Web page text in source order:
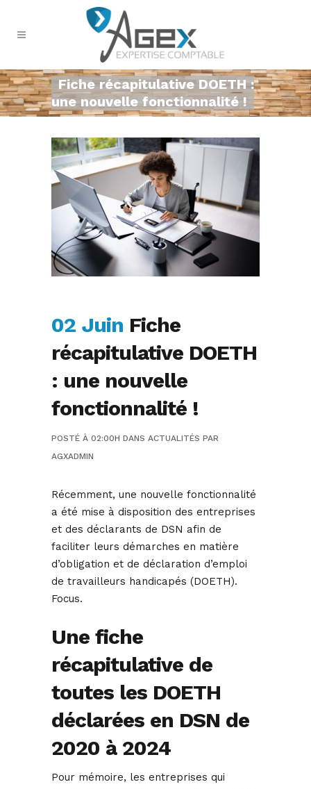
Fiche récapitulative DOETH :
une nouvelle fonctionnalité !
02 Juin Fiche
récapitulative DOETH
: une nouvelle
fonctionnalité !
POSTÉ À 02:00H DANS ACTUALITÉS PAR
AGXADMIN
Récemment, une nouvelle fonctionnalité
a été mise à disposition des entreprises
et des déclarants de DSN afin de
faciliter leurs démarches en matière
d’obligation et de déclaration d’emploi
de travailleurs handicapés (DOETH).
Focus.
Une fiche
récapitulative de
toutes les DOETH
déclarées en DSN de
2020 à 2024
Pour mémoire, les entreprises qui